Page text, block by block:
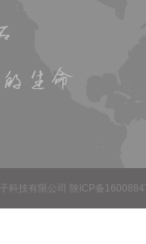
科技有限公司 陕ICP备